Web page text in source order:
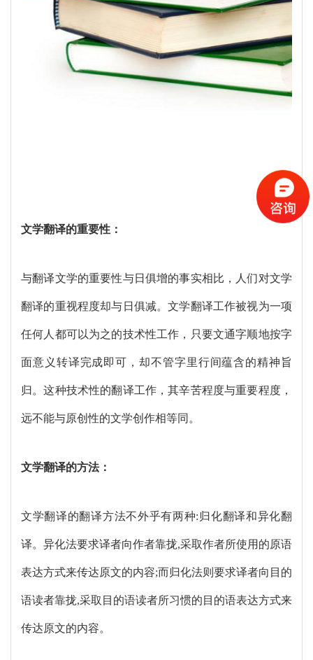
文学翻译的重要性：
与翻译文学的重要性与日俱增的事实相比，人们对文学
翻译的重视程度却与日俱减。文学翻译工作被视为一项
任何人都可以为之的技术性工作，只要文通字顺地按字
面意义转译完成即可，却不管字里行间蕴含的精神旨
归。这种技术性的翻译工作，其辛苦程度与重要程度，
远不能与原创性的文学创作相等同。
文学翻译的方法：
文学翻译的翻译方法不外乎有两种:归化翻译和异化翻
译。异化法要求译者向作者靠拢,采取作者所使用的原语
表达方式来传达原文的内容;而归化法则要求译者向目的
语读者靠拢,采取目的语读者所习惯的目的语表达方式来
传达原文的内容。